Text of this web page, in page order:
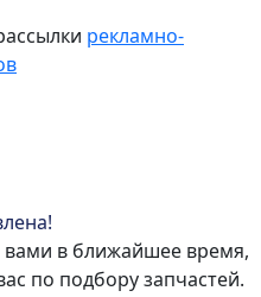
рекламно-
в ближайшее время,
по подбору запчастей.